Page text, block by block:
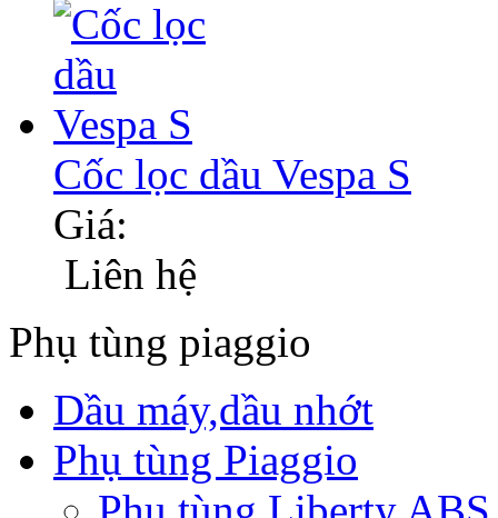
Cốc lọc dầu Vespa S
Giá:
Liên hệ
Phụ tùng piaggio
Dầu máy,dầu nhớt
Phụ tùng Piaggio